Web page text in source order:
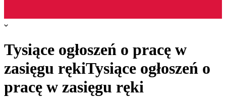
Tysiące ogłoszeń o pracę w
zasięgu rękiTysiące ogłoszeń o
pracę w zasięgu ręki